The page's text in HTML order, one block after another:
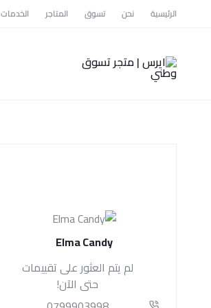
الرئيسية نحن تسوق المتاجر الخدمات
ايرس
Elma Candy
لم يتم العثور على تقييمات
حتى الآن!